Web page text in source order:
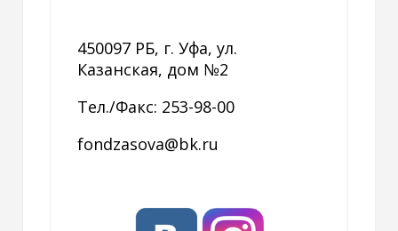
450097 РБ, г. Уфа, ул.
Казанская, дом №2
Тел./Факс: 253-98-00
fondzasova@bk.ru